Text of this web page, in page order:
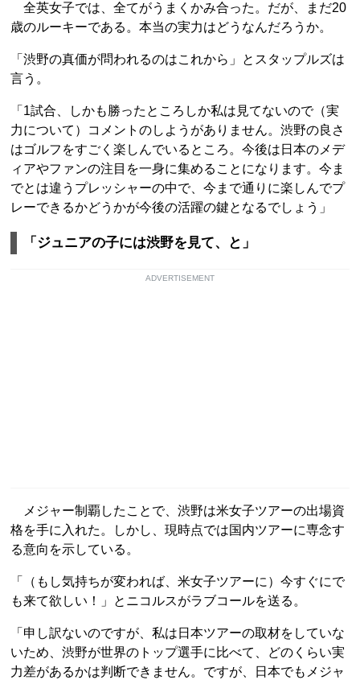
全英女子では、全てがうまくかみ合った。だが、まだ20
歳のルーキーである。本当の実力はどうなんだろうか。
「渋野の真価が問われるのはこれから」とスタップルズは
言う。
「1試合、しかも勝ったところしか私は見てないので（実
力について）コメントのしようがありません。渋野の良さ
はゴルフをすごく楽しんでいるところ。今後は日本のメデ
ィアやファンの注目を一身に集めることになります。今ま
でとは違うプレッシャーの中で、今まで通りに楽しんでプ
レーできるかどうかが今後の活躍の鍵となるでしょう」
「ジュニアの子には渋野を見て、と」
ADVERTISEMENT
メジャー制覇したことで、渋野は米女子ツアーの出場資
格を手に入れた。しかし、現時点では国内ツアーに専念す
る意向を示している。
「（もし気持ちが変われば、米女子ツアーに）今すぐにで
も来て欲しい！」とニコルスがラブコールを送る。
「申し訳ないのですが、私は日本ツアーの取材をしていな
いため、渋野が世界のトップ選手に比べて、どのくらい実
力差があるかは判断できません。ですが、日本でもメジャ